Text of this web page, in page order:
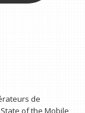
de
of the Mobile